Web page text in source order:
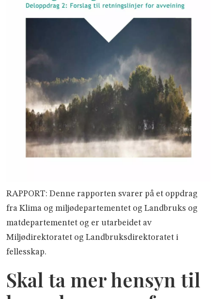
RAPPORT: Denne rapporten svarer på et oppdrag
fra Klima­ og miljødepartementet og Landbruks­ og
matdepartementet og er utarbeidet av
Miljødirektoratet og Landbruksdirektoratet i
fellesskap.
Skal ta mer hensyn til